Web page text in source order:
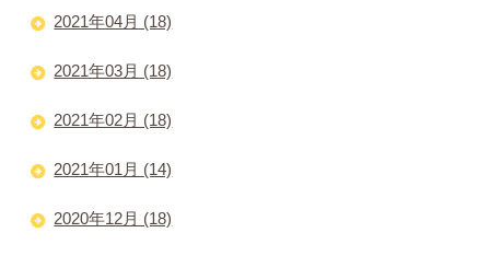
2021年04月 (18)
2021年03月 (18)
2021年02月 (18)
2021年01月 (14)
2020年12月 (18)